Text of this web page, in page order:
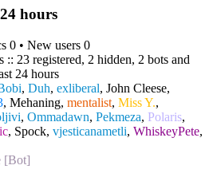
hours
0 • New users 0
:: 23 registered, 2 hidden, 2 bots and
24 hours
, Duh, exliberal, John Cleese,
, Mehaning, mentalist, Miss Y.,
, Ommadawn, Pekmeza, Polaris,
, Spock, vjesticanametli, WhiskeyPete,
[Bot]